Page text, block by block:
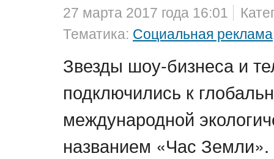
27 марта 2017 года 16:01
Тематика: Социальная реклама
Звезды шоу-бизнеса и
подключились к
международной
названием «Час Земли».